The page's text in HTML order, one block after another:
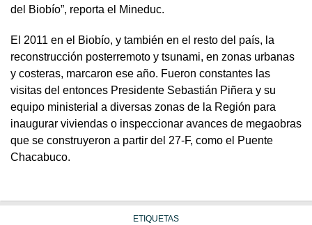
del Biobío”, reporta el Mineduc.
El 2011 en el Biobío, y también en el resto del país, la
reconstrucción posterremoto y tsunami, en zonas urbanas
y costeras, marcaron ese año. Fueron constantes las
visitas del entonces Presidente Sebastián Piñera y su
equipo ministerial a diversas zonas de la Región para
inaugurar viviendas o inspeccionar avances de megaobras
que se construyeron a partir del 27-F, como el Puente
Chacabuco.
ETIQUETAS